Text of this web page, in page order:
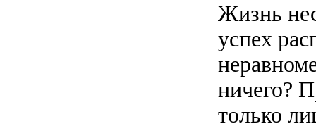
Жизнь
успех
ничего?
только